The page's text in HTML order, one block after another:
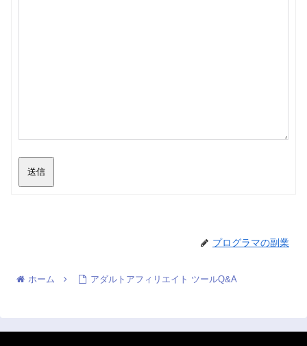
送信
プログラマの副業
ホーム アダルトアフィリエイト ツールQ&A